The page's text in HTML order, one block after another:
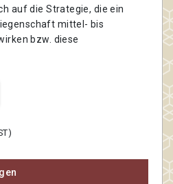
auf die Strategie, die ein
mittel- bis
bzw. diese